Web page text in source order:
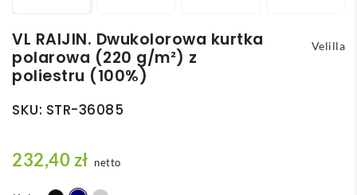
VL RAIJIN. Dwukolorowa kurtka
polarowa (220 g/m²) z
poliestru (100%)
Velilla
SKU: STR-36085
232,40zł netto